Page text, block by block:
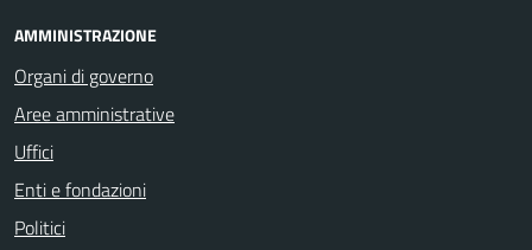
AMMINISTRAZIONE
Organi di governo
Aree amministrative
Uffici
Enti e fondazioni
Politici